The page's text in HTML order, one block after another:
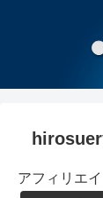
アフィリエ